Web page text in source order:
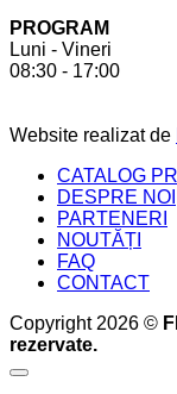
PROGRAM
Luni - Vineri
08:30 - 17:00
Website realizat de
CATALOG
DESPRE NOI
PARTENERI
NOUTĂȚI
FAQ
CONTACT
Copyright 2026 ©
rezervate.